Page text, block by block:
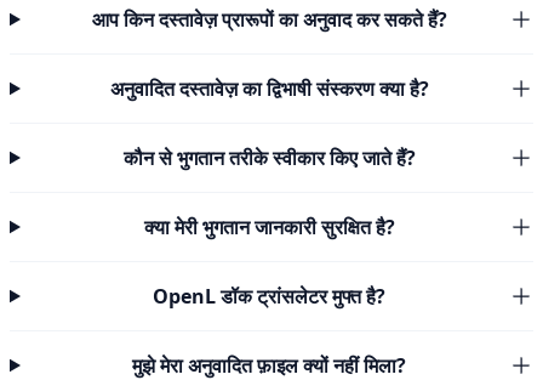
आप किन दस्तावेज़ प्रारूपों का अनुवाद कर सकते हैं?
अनुवादित दस्तावेज़ का द्विभाषी संस्करण क्या है?
कौन से भुगतान तरीके स्वीकार किए जाते हैं?
क्या मेरी भुगतान जानकारी सुरक्षित है?
OpenL डॉक ट्रांसलेटर मुफ्त है?
मुझे मेरा अनुवादित फ़ाइल क्यों नहीं मिला?